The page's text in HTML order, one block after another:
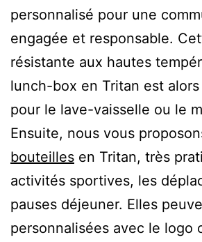
personnalisé pour une
engagée et responsable.
résistante aux hautes
lunch-box en Tritan est
pour le lave-vaisselle ou le
Ensuite, nous vous
bouteilles en Tritan, très
activités sportives, les
pauses déjeuner. Elles
personnalisées avec le logo